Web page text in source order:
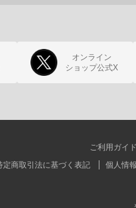
オンライン
ショップ公式X
ご利用ガイド
定商取引法に基づく表記
個人情